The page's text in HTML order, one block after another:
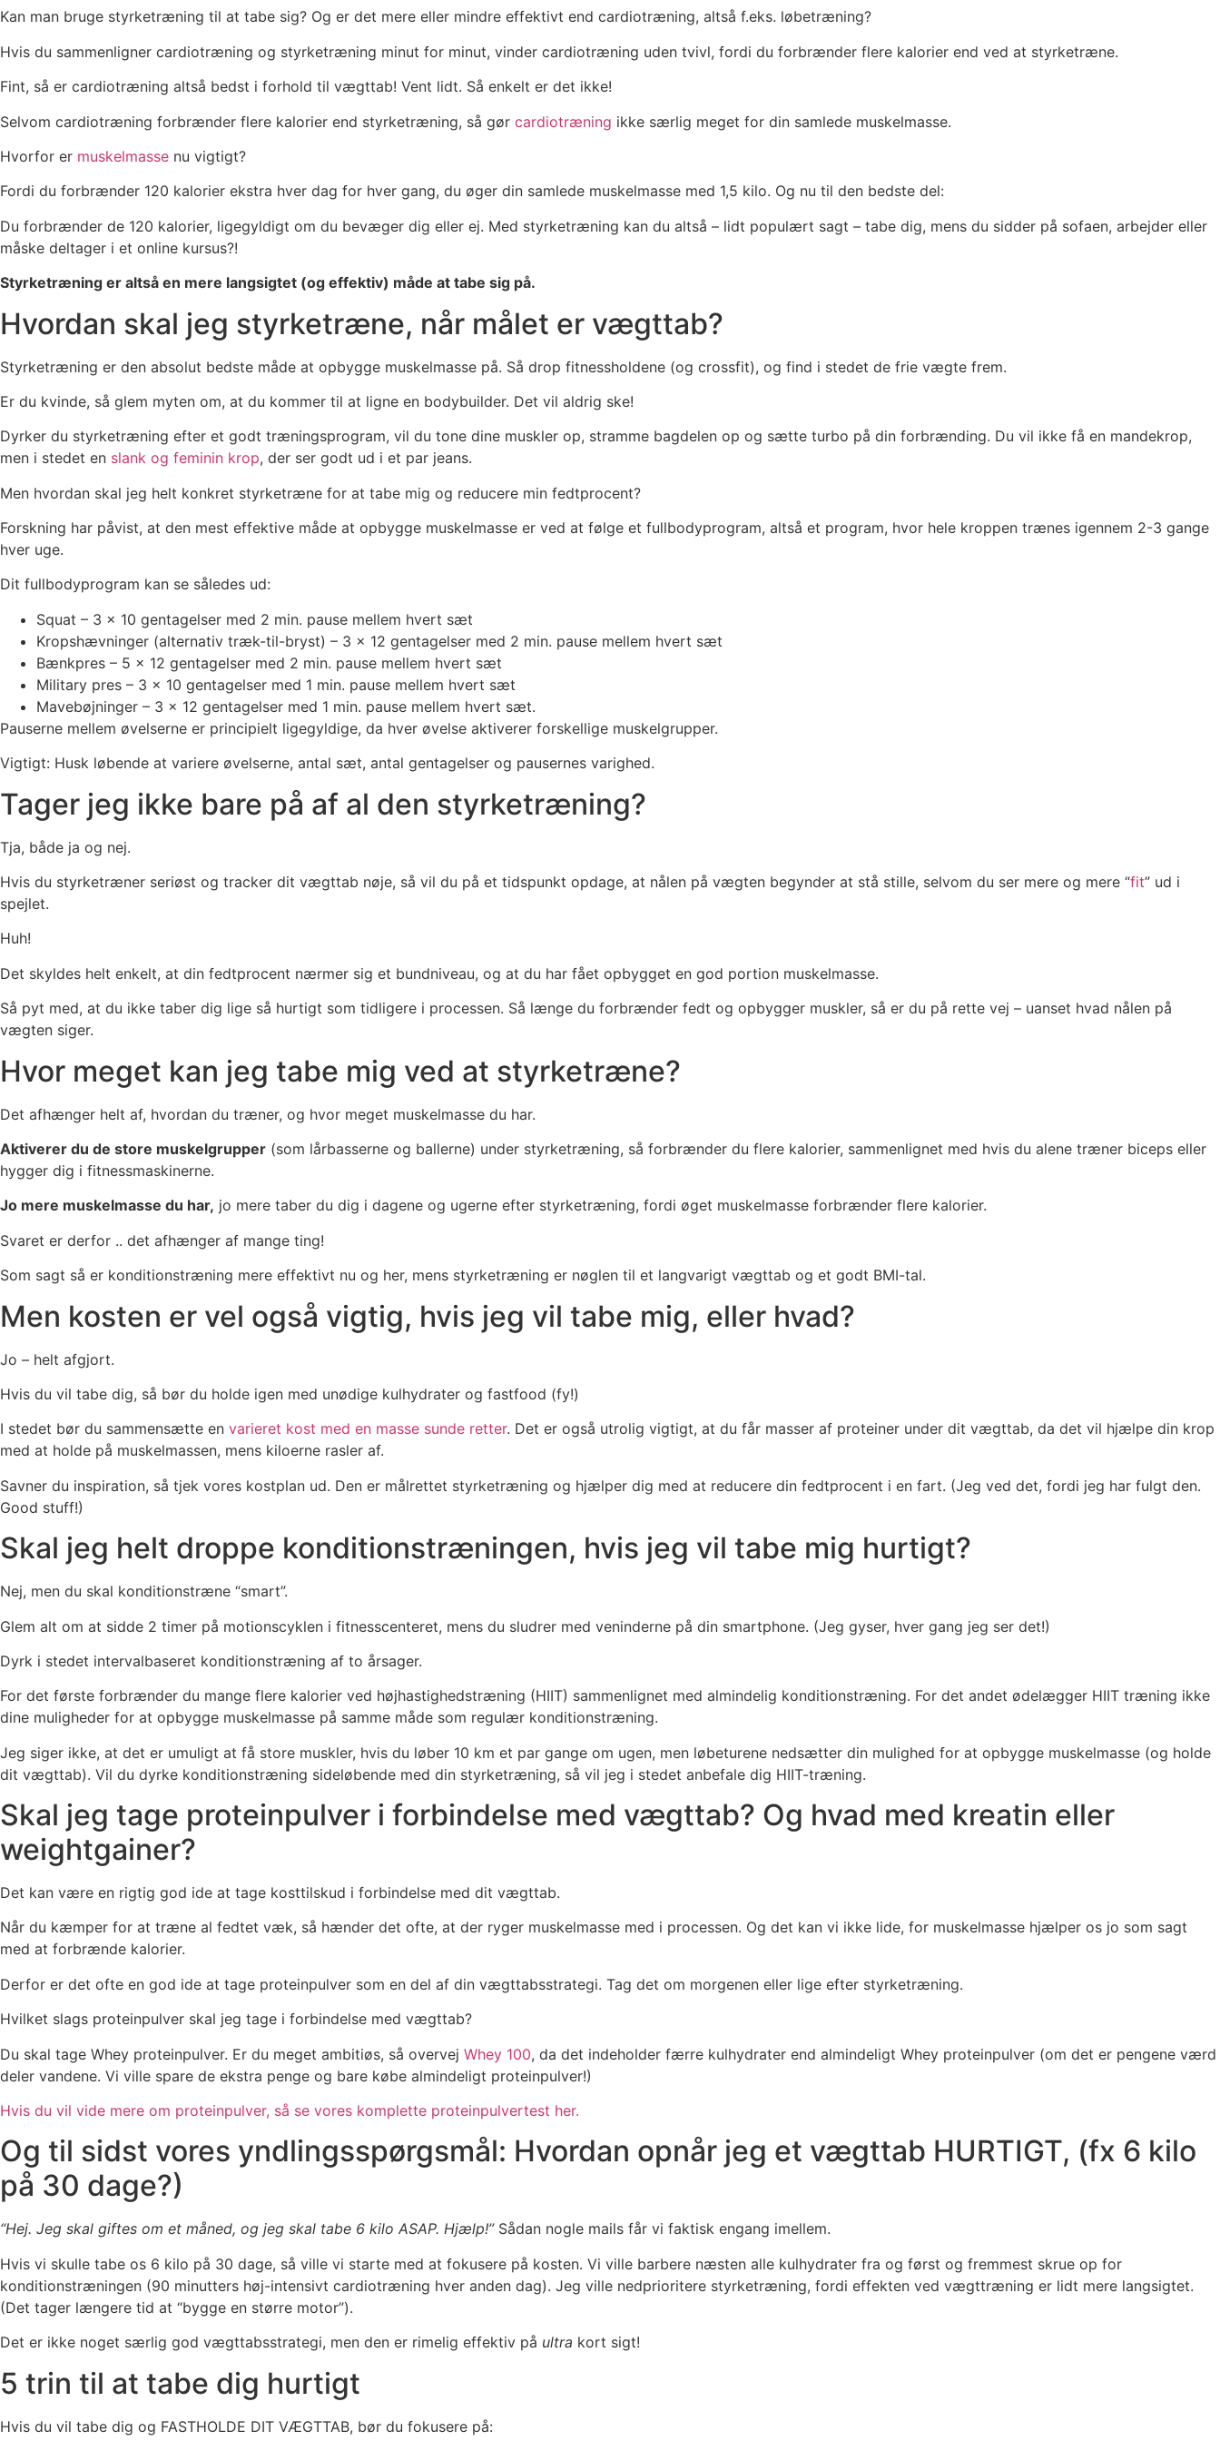
Kan man bruge styrketræning til at tabe sig? Og er det mere eller mindre effektivt end cardiotræning, altså f.eks. løbetræning?
Hvis du sammenligner cardiotræning og styrketræning minut for minut, vinder cardiotræning uden tvivl, fordi du forbrænder flere kalorier end ved at styrketræne.
Fint, så er cardiotræning altså bedst i forhold til vægttab! Vent lidt. Så enkelt er det ikke!
Selvom cardiotræning forbrænder flere kalorier end styrketræning, så gør cardiotræning ikke særlig meget for din samlede muskelmasse.
Hvorfor er muskelmasse nu vigtigt?
Fordi du forbrænder 120 kalorier ekstra hver dag for hver gang, du øger din samlede muskelmasse med 1,5 kilo. Og nu til den bedste del:
Du forbrænder de 120 kalorier, ligegyldigt om du bevæger dig eller ej. Med styrketræning kan du altså – lidt populært sagt – tabe dig, mens du sidder på sofaen, arbejder eller
måske deltager i et online kursus?!
Styrketræning er altså en mere langsigtet (og effektiv) måde at tabe sig på.
Hvordan skal jeg styrketræne, når målet er vægttab?
Styrketræning er den absolut bedste måde at opbygge muskelmasse på. Så drop fitnessholdene (og crossfit), og find i stedet de frie vægte frem.
Er du kvinde, så glem myten om, at du kommer til at ligne en bodybuilder. Det vil aldrig ske!
Dyrker du styrketræning efter et godt træningsprogram, vil du tone dine muskler op, stramme bagdelen op og sætte turbo på din forbrænding. Du vil ikke få en mandekrop,
men i stedet en slank og feminin krop, der ser godt ud i et par jeans.
Men hvordan skal jeg helt konkret styrketræne for at tabe mig og reducere min fedtprocent?
Forskning har påvist, at den mest effektive måde at opbygge muskelmasse er ved at følge et fullbodyprogram, altså et program, hvor hele kroppen trænes igennem 2-3 gange
hver uge.
Dit fullbodyprogram kan se således ud:
Squat – 3 x 10 gentagelser med 2 min. pause mellem hvert sæt
Kropshævninger (alternativ træk-til-bryst) – 3 x 12 gentagelser med 2 min. pause mellem hvert sæt
Bænkpres – 5 x 12 gentagelser med 2 min. pause mellem hvert sæt
Military pres – 3 x 10 gentagelser med 1 min. pause mellem hvert sæt
Mavebøjninger – 3 x 12 gentagelser med 1 min. pause mellem hvert sæt.
Pauserne mellem øvelserne er principielt ligegyldige, da hver øvelse aktiverer forskellige muskelgrupper.
Vigtigt: Husk løbende at variere øvelserne, antal sæt, antal gentagelser og pausernes varighed.
Tager jeg ikke bare på af al den styrketræning?
Tja, både ja og nej.
Hvis du styrketræner seriøst og tracker dit vægttab nøje, så vil du på et tidspunkt opdage, at nålen på vægten begynder at stå stille, selvom du ser mere og mere “fit” ud i
spejlet.
Huh!
Det skyldes helt enkelt, at din fedtprocent nærmer sig et bundniveau, og at du har fået opbygget en god portion muskelmasse.
Så pyt med, at du ikke taber dig lige så hurtigt som tidligere i processen. Så længe du forbrænder fedt og opbygger muskler, så er du på rette vej – uanset hvad nålen på
vægten siger.
Hvor meget kan jeg tabe mig ved at styrketræne?
Det afhænger helt af, hvordan du træner, og hvor meget muskelmasse du har.
Aktiverer du de store muskelgrupper (som lårbasserne og ballerne) under styrketræning, så forbrænder du flere kalorier, sammenlignet med hvis du alene træner biceps eller
hygger dig i fitnessmaskinerne.
Jo mere muskelmasse du har, jo mere taber du dig i dagene og ugerne efter styrketræning, fordi øget muskelmasse forbrænder flere kalorier.
Svaret er derfor .. det afhænger af mange ting!
Som sagt så er konditionstræning mere effektivt nu og her, mens styrketræning er nøglen til et langvarigt vægttab og et godt BMI-tal.
Men kosten er vel også vigtig, hvis jeg vil tabe mig, eller hvad?
Jo – helt afgjort.
Hvis du vil tabe dig, så bør du holde igen med unødige kulhydrater og fastfood (fy!)
I stedet bør du sammensætte en varieret kost med en masse sunde retter. Det er også utrolig vigtigt, at du får masser af proteiner under dit vægttab, da det vil hjælpe din krop
med at holde på muskelmassen, mens kiloerne rasler af.
Savner du inspiration, så tjek vores kostplan ud. Den er målrettet styrketræning og hjælper dig med at reducere din fedtprocent i en fart. (Jeg ved det, fordi jeg har fulgt den.
Good stuff!)
Skal jeg helt droppe konditionstræningen, hvis jeg vil tabe mig hurtigt?
Nej, men du skal konditionstræne “smart”.
Glem alt om at sidde 2 timer på motionscyklen i fitnesscenteret, mens du sludrer med veninderne på din smartphone. (Jeg gyser, hver gang jeg ser det!)
Dyrk i stedet intervalbaseret konditionstræning af to årsager.
For det første forbrænder du mange flere kalorier ved højhastighedstræning (HIIT) sammenlignet med almindelig konditionstræning. For det andet ødelægger HIIT træning ikke
dine muligheder for at opbygge muskelmasse på samme måde som regulær konditionstræning.
Jeg siger ikke, at det er umuligt at få store muskler, hvis du løber 10 km et par gange om ugen, men løbeturene nedsætter din mulighed for at opbygge muskelmasse (og holde
dit vægttab). Vil du dyrke konditionstræning sideløbende med din styrketræning, så vil jeg i stedet anbefale dig HIIT-træning.
Skal jeg tage proteinpulver i forbindelse med vægttab? Og hvad med kreatin eller
weightgainer?
Det kan være en rigtig god ide at tage kosttilskud i forbindelse med dit vægttab.
Når du kæmper for at træne al fedtet væk, så hænder det ofte, at der ryger muskelmasse med i processen. Og det kan vi ikke lide, for muskelmasse hjælper os jo som sagt
med at forbrænde kalorier.
Derfor er det ofte en god ide at tage proteinpulver som en del af din vægttabsstrategi. Tag det om morgenen eller lige efter styrketræning.
Hvilket slags proteinpulver skal jeg tage i forbindelse med vægttab?
Du skal tage Whey proteinpulver. Er du meget ambitiøs, så overvej Whey 100, da det indeholder færre kulhydrater end almindeligt Whey proteinpulver (om det er pengene værd
deler vandene. Vi ville spare de ekstra penge og bare købe almindeligt proteinpulver!)
Hvis du vil vide mere om proteinpulver, så se vores komplette proteinpulvertest her.
Og til sidst vores yndlingsspørgsmål: Hvordan opnår jeg et vægttab HURTIGT, (fx 6 kilo
på 30 dage?)
“Hej. Jeg skal giftes om et måned, og jeg skal tabe 6 kilo ASAP. Hjælp!” Sådan nogle mails får vi faktisk engang imellem.
Hvis vi skulle tabe os 6 kilo på 30 dage, så ville vi starte med at fokusere på kosten. Vi ville barbere næsten alle kulhydrater fra og først og fremmest skrue op for
konditionstræningen (90 minutters høj-intensivt cardiotræning hver anden dag). Jeg ville nedprioritere styrketræning, fordi effekten ved vægttræning er lidt mere langsigtet.
(Det tager længere tid at “bygge en større motor”).
Det er ikke noget særlig god vægttabsstrategi, men den er rimelig effektiv på ultra kort sigt!
5 trin til at tabe dig hurtigt
Hvis du vil tabe dig og FASTHOLDE DIT VÆGTTAB, bør du fokusere på: